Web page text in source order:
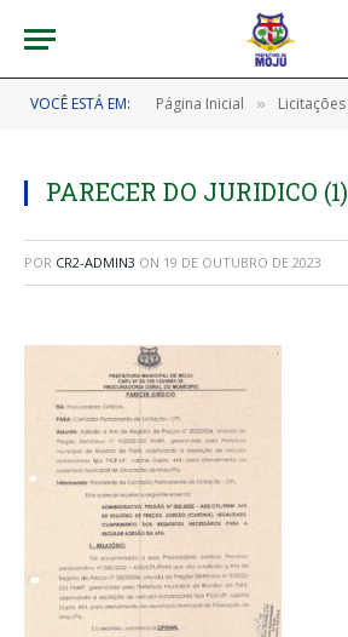
VOCÊ ESTÁ EM: Página Inicial » Licitações
PARECER DO JURIDICO (1)
POR CR2-ADMIN3 ON 19 DE OUTUBRO DE 2023